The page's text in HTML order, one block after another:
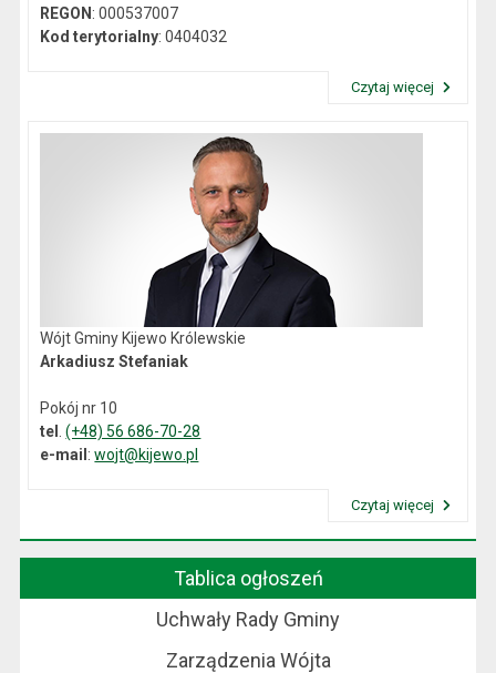
REGON : 000537007
Kod terytorialny: 0404032
Czytaj więcej
Wójt Gminy Kijewo Królewskie
Arkadiusz Stefaniak
Pokój nr 10
tel
.(+48) 56 686-70-28
e-mail :wojt@kijewo.pl
Czytaj więcej
Tablica ogłoszeń
Uchwały Rady Gminy
Zarządzenia Wójta